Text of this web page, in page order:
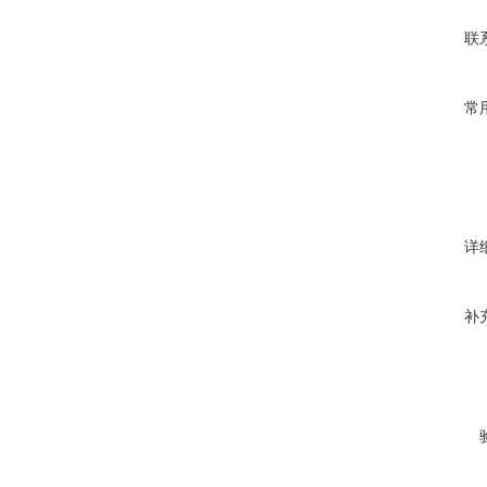
联
常
详
补